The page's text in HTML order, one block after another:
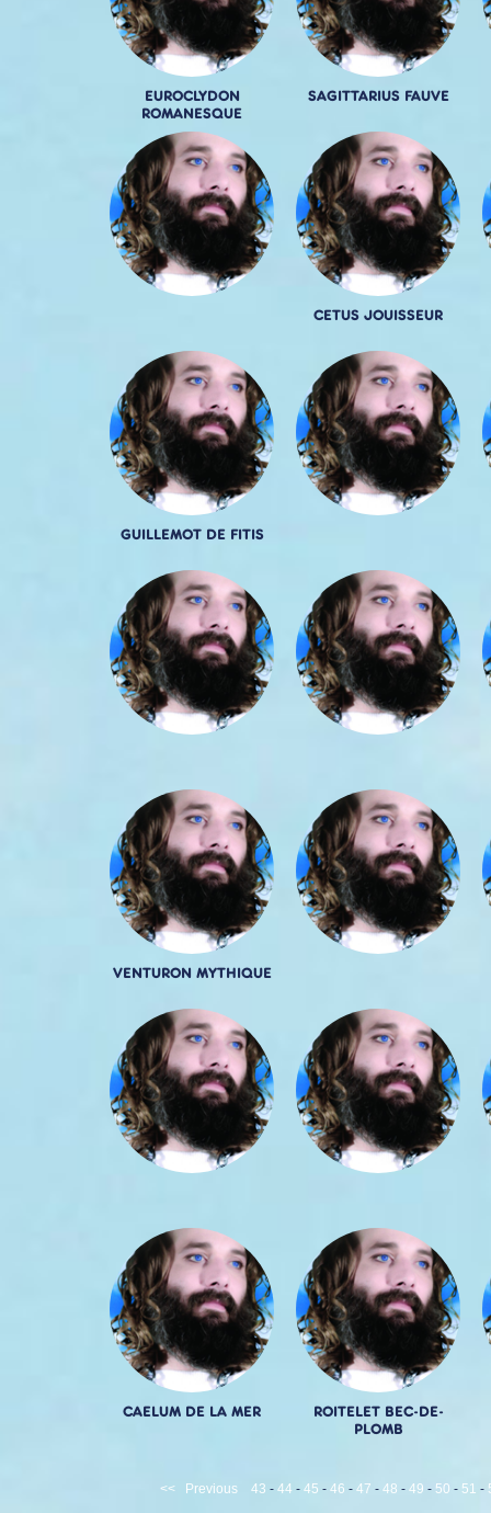
EUROCLYDON
ROMANESQUE
SAGITTARIUS FAUVE
CETUS JOUISSEUR
GUILLEMOT DE FITIS
VENTURON MYTHIQUE
CAELUM DE LA MER
ROITELET BEC-DE-
PLOMB
<< Previous 43 - 44 - 45 - 46 - 47 - 48 - 49 - 50 - 51 -